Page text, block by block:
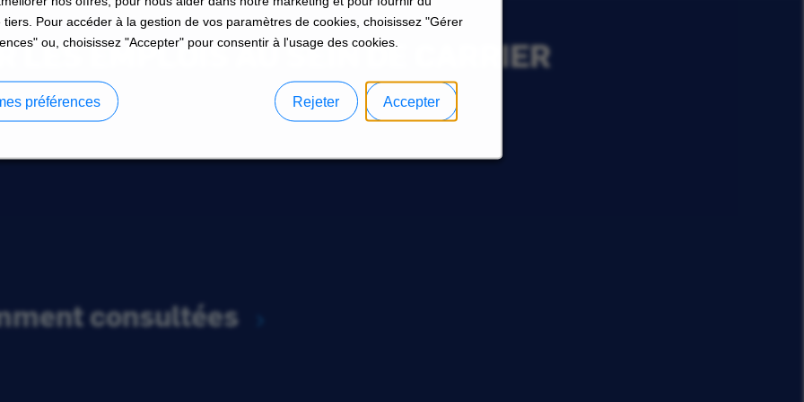
tiers. Pour accéder à la gestion de vos paramètres de cookies, choisissez "Gérer
ou, choisissez "Accepter" pour consentir à l'usage des cookies.
Accepter
Rejeter
préférences
LES EMPLOIS AU SEIN DE CARRIER
consultées